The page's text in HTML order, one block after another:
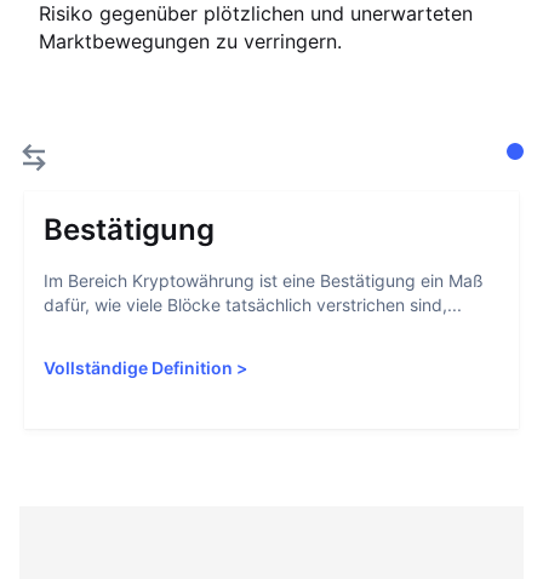
Risiko gegenüber plötzlichen und unerwarteten
Marktbewegungen zu verringern.
Bestätigung
Im Bereich Kryptowährung ist eine Bestätigung ein Maß
dafür, wie viele Blöcke tatsächlich verstrichen sind,...
Vollständige Definition >